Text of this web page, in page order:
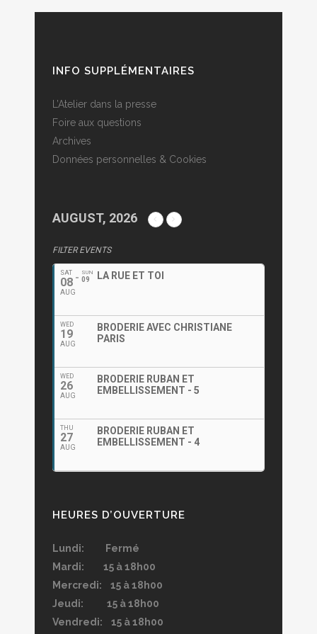
INFO SUPPLÉMENTAIRES
L’Atelier dans la presse
Foire aux questions
Archives
Données personnelles & Cookies
AUGUST, 2026
FILTER EVENTS
SAT
08
AUG
SUN
09 LA RUE ET TOI
WED
19
AUG
BRODERIE AVEC CHRISTIANE
PARIS
WED
26
AUG
BRODERIE RUBAN ET
EMBELLISSEMENT - 5
THU
27
AUG
BRODERIE RUBAN ET
EMBELLISSEMENT - 4
HEURES D’OUVERTURE
Lundi: Fermé
Mardi: 15 à 18h00
Mercredi: 15 à 18h00
Jeudi: 15 à 18h00
Vendredi: 15 à 18h00